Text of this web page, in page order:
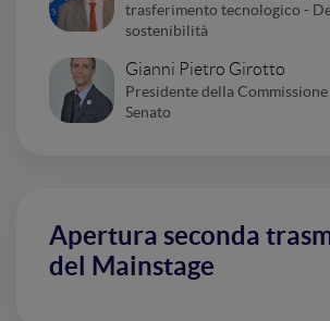
trasferimento tecnologico -
sostenibilità
Gianni Pietro Girotto
Presidente della
Senato
Apertura seconda
del Mainstage